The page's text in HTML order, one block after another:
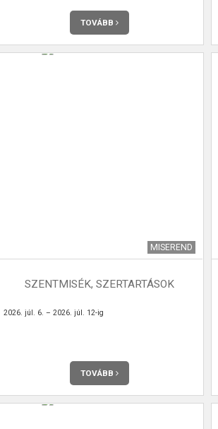
TOVÁBB
MISEREND
SZENTMISÉK, SZERTARTÁSOK
2026. júl. 6. – 2026. júl. 12-ig
TOVÁBB